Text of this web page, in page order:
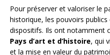
Pour préserver et valoriser le
historique, les pouvoirs
dispositifs. Ils ont notamment
Pays d’art et d’histoire, qui
et la mise en valeur du